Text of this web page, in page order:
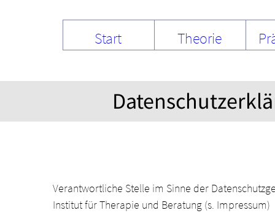
Verantwortliche Stelle im Sinne der
Institut für Therapie und Beratung (s. Impressum)
Start Theorie